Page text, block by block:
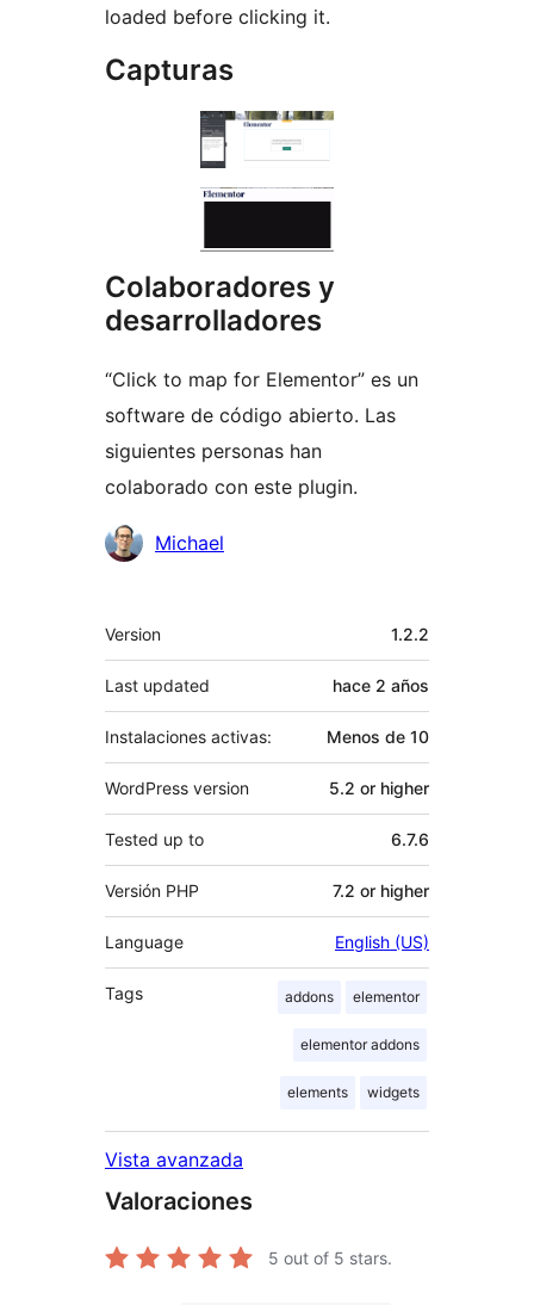
loaded before clicking it.
Capturas
Colaboradores y
desarrolladores
“Click to map for Elementor” es un
software de código abierto. Las
siguientes personas han
colaborado con este plugin.
Colaboradores
Michael
Meta
Version 1.2.2
Last updated hace 2 años
Instalaciones activas: Menos de 10
WordPress version 5.2 or higher
Tested up to 6.7.6
Versión PHP 7.2 or higher
Language English (US)
Tags addons elementor
elementor addons
elements widgets
Vista avanzada
Valoraciones
5 out of 5 stars.